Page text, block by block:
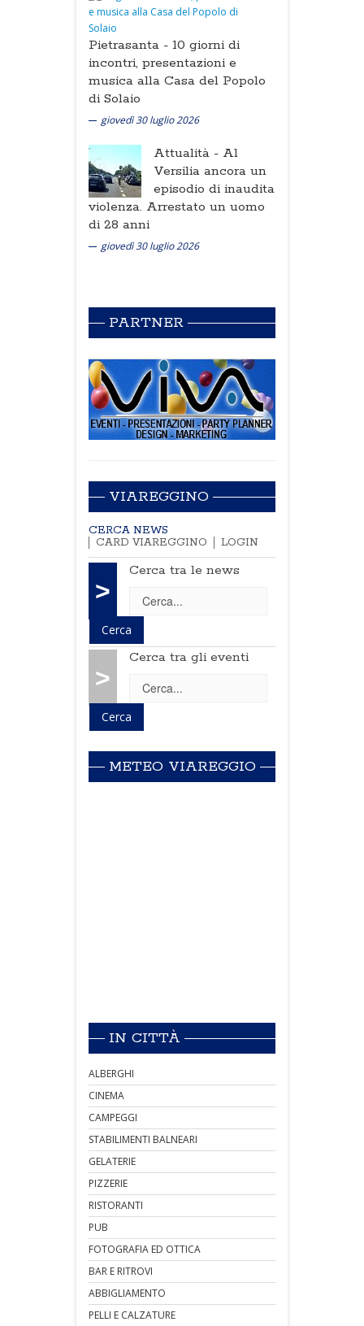
Pietrasanta - 10 giorni di
incontri, presentazioni e
musica alla Casa del Popolo
di Solaio
giovedì 30 luglio 2026
Attualità - Al
Versilia ancora un
episodio di inaudita
violenza. Arrestato un uomo
di 28 anni
giovedì 30 luglio 2026
PARTNER
VIAREGGINO
CERCA NEWS
CARD VIAREGGINO
LOGIN
>
Cerca tra le news
>
Cerca tra gli eventi
METEO VIAREGGIO
IN CITTÀ
ALBERGHI
CINEMA
CAMPEGGI
STABILIMENTI BALNEARI
GELATERIE
PIZZERIE
RISTORANTI
PUB
FOTOGRAFIA ED OTTICA
BAR E RITROVI
ABBIGLIAMENTO
PELLI E CALZATURE